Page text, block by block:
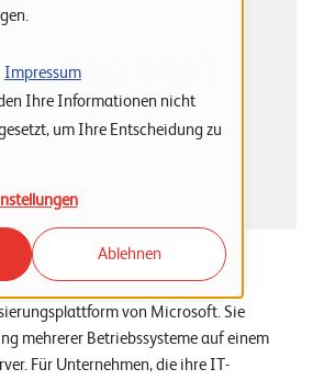
Impressum
Ihre Informationen nicht
um Ihre Entscheidung zu
Ablehnen
e
i
P
o
t
von Microsoft. Sie
mehrerer Betriebssysteme auf einem
Für Unternehmen, die ihre IT-